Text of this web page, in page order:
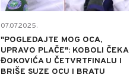
07.07.2025.
"POGLEDAJTE MOG OCA,
UPRAVO PLAČE": KOBOLI ČEKA
ĐOKOVIĆA U ČETVRTFINALU I
BRIŠE SUZE OCU I BRATU